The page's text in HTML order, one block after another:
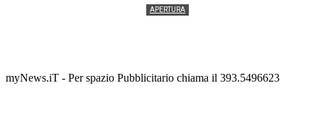
APERTURA
myNews.iT - Per spazio Pubblicitario chiama il 393.5496623